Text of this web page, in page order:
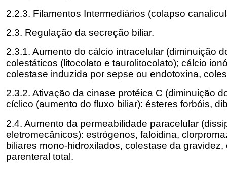
2.2.3. Filamentos Intermediários (colapso
2.3. Regulação da secreção biliar.
2.3.1. Aumento do cálcio intracelular (diminuição
colestáticos (litocolato e taurolitocolato); cálcio
colestase induzida por sepse ou endotoxina,
2.3.2. Ativação da cinase protéica C (diminuição
cíclico (aumento do fluxo biliar): ésteres forbóis,
2.4. Aumento da permeabilidade paracelular
eletromecânicos): estrógenos, faloidina,
biliares mono-hidroxilados, colestase da
parenteral total.